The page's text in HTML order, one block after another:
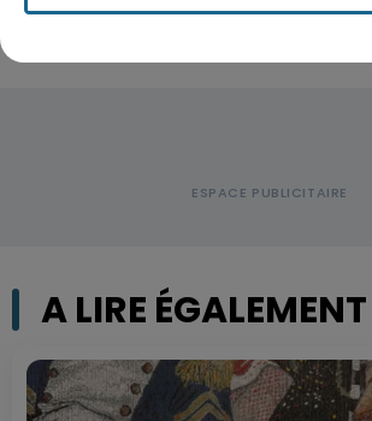
A LIRE ÉGALEMENT